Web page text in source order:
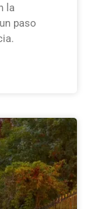
la
paso